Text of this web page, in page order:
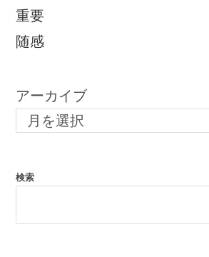
重要
随感
アーカイブ
月を選択
検索